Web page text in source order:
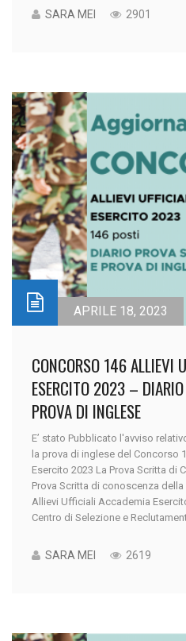
SARA MEI 2901
APRILE 18, 2023
CONCORSO 146 ALLIEVI
ESERCITO 2023 –
PROVA DI INGLESE
E’ stato Pubblicato l'avviso
la prova di inglese del Concorso
Esercito 2023 La Prova Scritta di
Prova Scritta di conoscenza
Allievi Ufficiali Accademia
Centro di Selezione e
SARA MEI 2619